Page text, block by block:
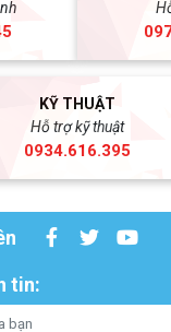
KỸ THUẬT
Hỗ trợ kỹ thuật
0934.616.395
tin: